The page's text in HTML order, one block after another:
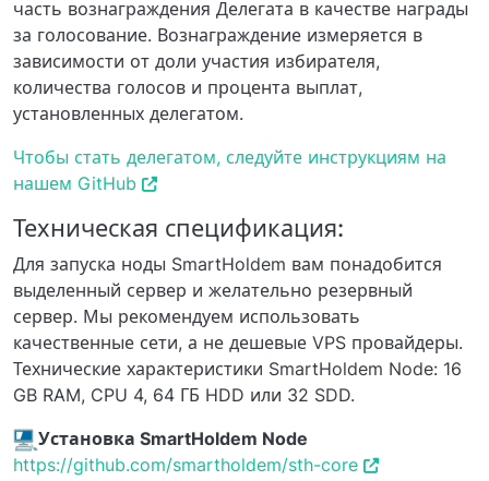
часть вознаграждения Делегата в качестве награды
за голосование. Вознаграждение измеряется в
зависимости от доли участия избирателя,
количества голосов и процента выплат,
установленных делегатом.
Чтобы стать делегатом, следуйте инструкциям на
нашем GitHub
Техническая спецификация:
Для запуска ноды SmartHoldem вам понадобится
выделенный сервер и желательно резервный
сервер. Мы рекомендуем использовать
качественные сети, а не дешевые VPS провайдеры.
Технические характеристики SmartHoldem Node: 16
GB RAM, CPU 4, 64 ГБ HDD или 32 SDD.
Установка SmartHoldem Node
https://github.com/smartholdem/sth-core